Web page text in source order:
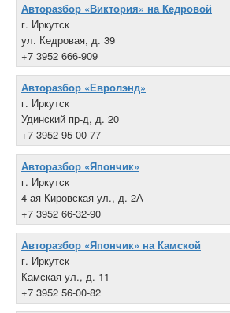
Авторазбор «Виктория» на Кедровой
г. Иркутск
ул. Кедровая, д. 39
+7 3952 666-909
Авторазбор «Евролэнд»
г. Иркутск
Удинский пр-д, д. 20
+7 3952 95-00-77
Авторазбор «Япончик»
г. Иркутск
4-ая Кировская ул., д. 2А
+7 3952 66-32-90
Авторазбор «Япончик» на Камской
г. Иркутск
Камская ул., д. 11
+7 3952 56-00-82